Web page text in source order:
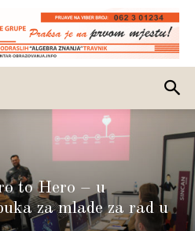
to Hero – u
za mlade za rad u